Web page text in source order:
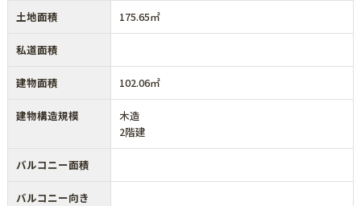
土地面積 175.65㎡
私道面積
建物面積 102.06㎡
建物構造規模
木造
2階建
バルコニー面積
バルコニー向き